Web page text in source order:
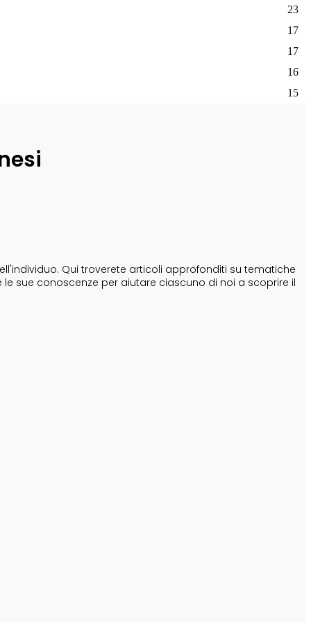
23
17
17
16
15
Qui troverete articoli approfonditi su tematiche
sue conoscenze per aiutare ciascuno di noi a scoprire il